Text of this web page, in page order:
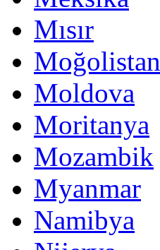
Mısır
Moğolistan
Moldova
Moritanya
Mozambik
Myanmar
Namibya